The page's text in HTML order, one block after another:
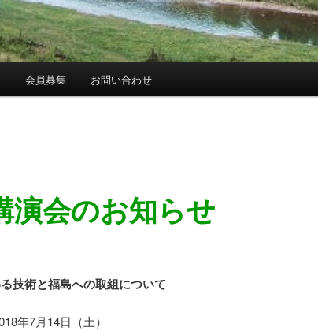
会員募集 お問い合わせ
演会のお知らせ
技術と福島への取組について
年7月14日（土）